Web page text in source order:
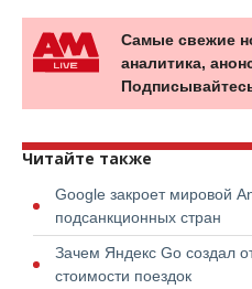
Самые свежие
аналитика,
Читайте также
Google закроет мировой
подсанкционных стран
Зачем Яндекс Go создал
стоимости поездок